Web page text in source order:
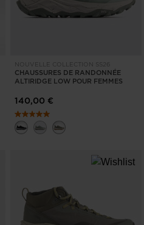
NOUVELLE COLLECTION SS26
CHAUSSURES DE RANDONNÉE
ALTIRIDGE LOW POUR FEMMES
140,00 €